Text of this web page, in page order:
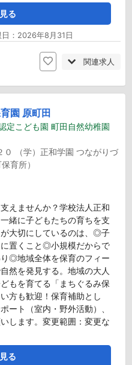
る
：2026年8月31日
関連求人
園 原町田
定こども園 町田自然幼稚園
（学）正和学園 つながりづ
育所）
えませんか？学校法人正和
緒に子どもたちの育ちを支
大切にしているのは、◎子
置くこと◎小規模だからで
◎地域全体を保育のフィー
然を発見する。地域の大人
もを育てる「まちぐるみ保
方も歓迎！保育補助とし
ート（室内・野外活動）、
します。変更範囲：変更な
る